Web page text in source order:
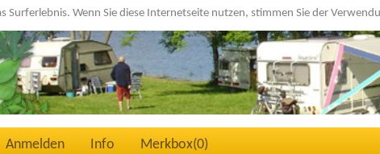
Surferlebnis. Wenn Sie diese Internetseite nutzen, stimmen Sie der
Anmelden Info Merkbox(0)